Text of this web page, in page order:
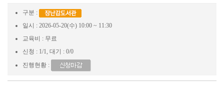
구분 :
일시 : 2026-05-20(수) 10:00 ~ 11:30
교육비 : 무료
신청 : 1/1, 대기 : 0/0
진행현황 :